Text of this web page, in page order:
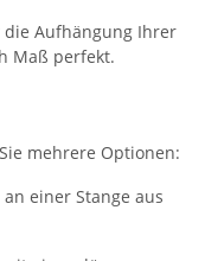
Aufhängung Ihrer
Maß perfekt.
mehrere Optionen:
einer Stange aus